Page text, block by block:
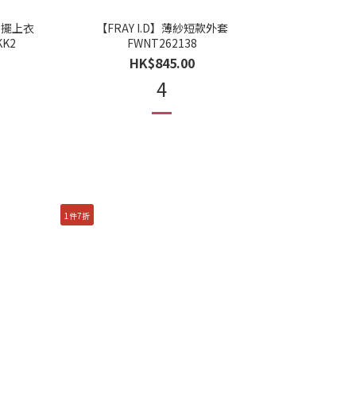
上衣
【FRAY I.D】薄紗短款外套
FWNT262138
HK$845.00
4
1件7折